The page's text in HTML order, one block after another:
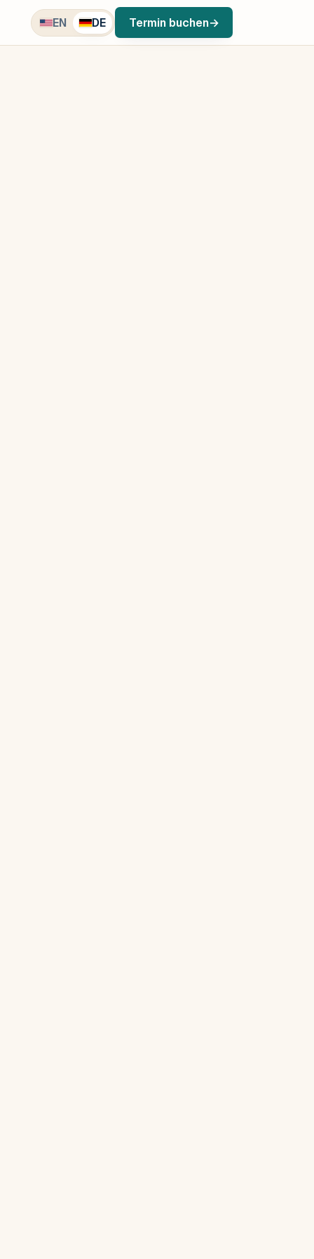
EN DE Termin buchen→